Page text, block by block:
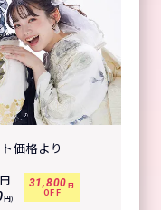
価格より
円
円)
31,800 円
OFF